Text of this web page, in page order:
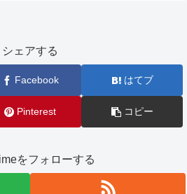
シェアする
Facebook はてブ
Pinterest コピー
をフォローする